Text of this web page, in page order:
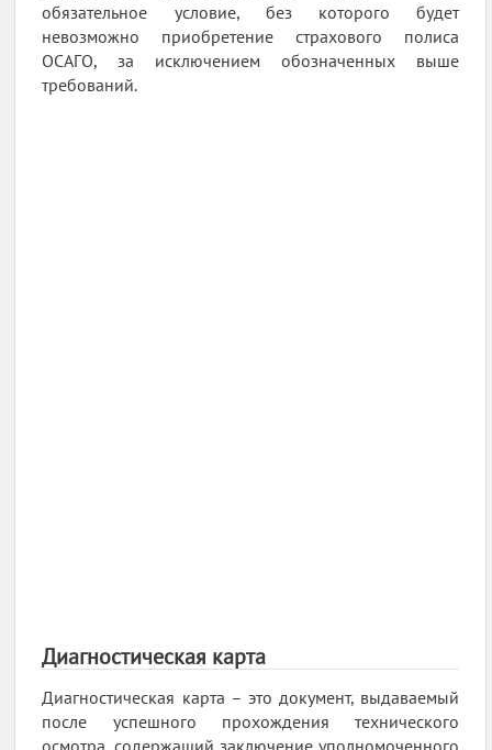
обязательное условие, без которого будет
невозможно приобретение страхового полиса
ОСАГО, за исключением обозначенных выше
требований.
Диагностическая карта
Диагностическая карта – это документ, выдаваемый
после успешного прохождения технического
осмотра, содержащий заключение уполномоченного